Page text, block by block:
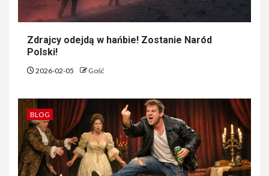
Zdrajcy odejdą w hańbie! Zostanie Naród
Polski!
2026-02-05 Gość
BLOG